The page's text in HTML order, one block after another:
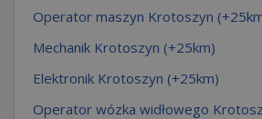
Operator maszyn Krotoszyn
Mechanik Krotoszyn (+25km)
Elektronik Krotoszyn (+25km)
Operator wózka widłowego